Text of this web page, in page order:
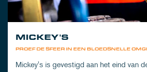
PROEF DE SFEER IN EEN BLOEDSNELLE
MICKEY'S
Mickey's is gevestigd aan het eind van